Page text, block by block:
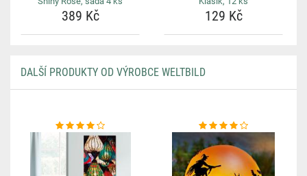
389 Kč 129 Kč
DALŠÍ PRODUKTY OD VÝROBCE WELTBILD